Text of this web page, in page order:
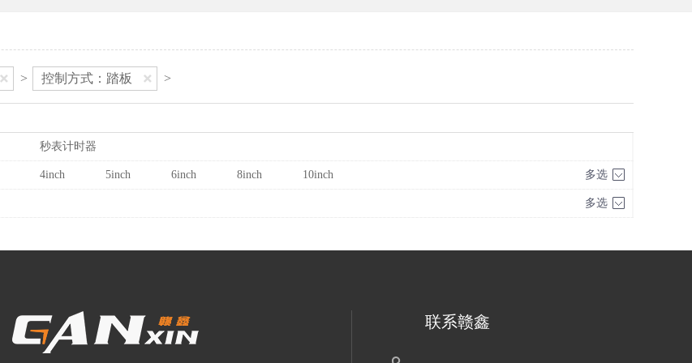
> 控制方式：踏板 >
秒表计时器
4inch 5inch 6inch 8inch 10inch 多选
多选
联系赣鑫